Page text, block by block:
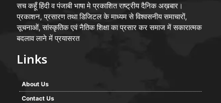
सच कहूँ हिंदी व पंजाबी भाषा मे प्रकाशित राष्ट्रीय दैनिक अख़बार।
प्रकाशन, प्रसारण तथा डिजिटल के माध्यम से विश्वसनीय समाचारों,
सूचनाओं, सांस्कृतिक एवं नैतिक शिक्षा का प्रसार कर समाज में सकारात्मक
बदलाव लाने में प्रयासरत
Links
About Us
Contact Us